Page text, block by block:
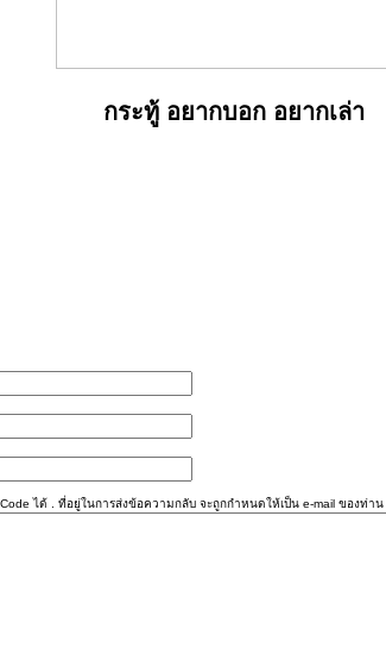
กระทู้ อยากบอก อยากเล่า
ได้ . ที่อยู่ในการส่งข้อความกลับ จะถูกกำหนดให้เป็น e-mail ของท่าน .